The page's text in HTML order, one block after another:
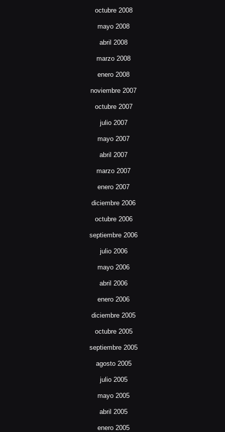
octubre 2008
mayo 2008
abril 2008
marzo 2008
enero 2008
noviembre 2007
octubre 2007
julio 2007
mayo 2007
abril 2007
marzo 2007
enero 2007
diciembre 2006
octubre 2006
septiembre 2006
julio 2006
mayo 2006
abril 2006
enero 2006
diciembre 2005
octubre 2005
septiembre 2005
agosto 2005
julio 2005
mayo 2005
abril 2005
enero 2005